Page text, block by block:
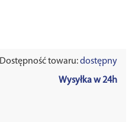
Dostępność towaru:dostępny
Wysyłka w 24h